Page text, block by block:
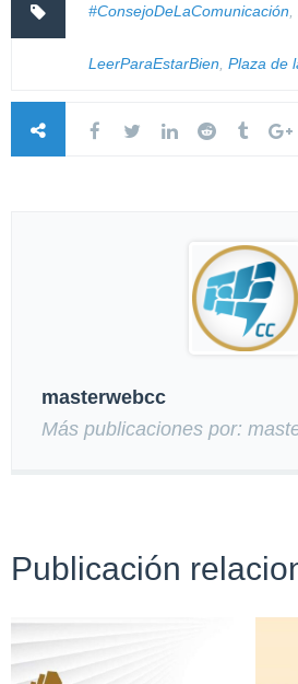
#ConsejoDeLaComunicación
LeerParaEstarBien Plaza de
masterwebcc
Más publicaciones por:
Publicación